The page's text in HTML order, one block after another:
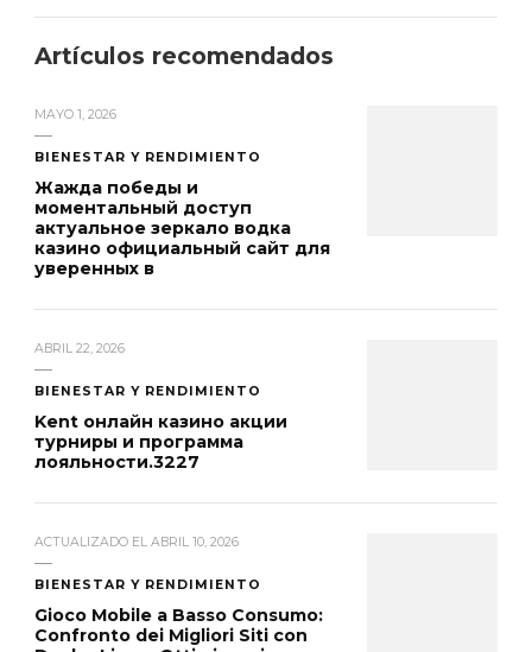
Artículos recomendados
MAYO 1, 2026
BIENESTAR Y RENDIMIENTO
Жажда победы и
моментальный доступ
актуальное зеркало водка
казино официальный сайт для
уверенных в
ABRIL 22, 2026
BIENESTAR Y RENDIMIENTO
Kent онлайн казино акции
турниры и программа
лояльности.3227
ACTUALIZADO EL ABRIL 10, 2026
BIENESTAR Y RENDIMIENTO
Gioco Mobile a Basso Consumo:
Confronto dei Migliori Siti con